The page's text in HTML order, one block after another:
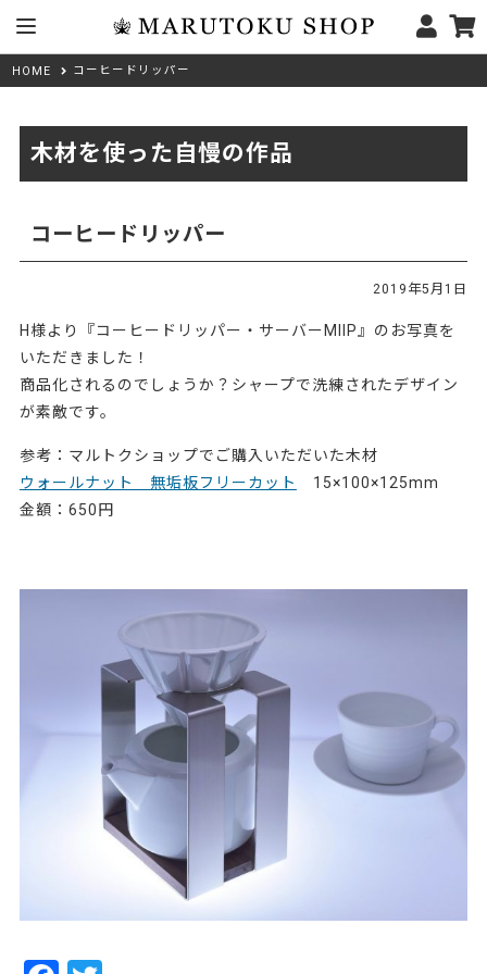
HOME コーヒードリッパー
木材を使った自慢の作品
コーヒードリッパー
2019年5月1日
H様より『コーヒードリッパー・サーバーMIIP』のお写真を
いただきました！
商品化されるのでしょうか？シャープで洗練されたデザイン
が素敵です。
参考：マルトクショップでご購入いただいた木材
ウォールナット 無垢板フリーカット
15×100×125mm
金額：650円